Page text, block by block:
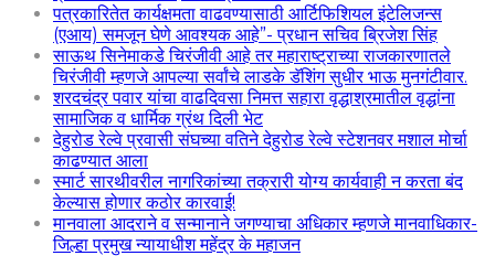
पत्रकारितेत कार्यक्षमता वाढवण्यासाठी आर्टिफिशियल इंटेलिजन्स
(एआय) समजून घेणे आवश्यक आहे”- प्रधान सचिव ब्रिजेश सिंह
साऊथ सिनेमाकडे चिरंजीवी आहे तर महाराष्ट्राच्या राजकारणातले
चिरंजीवी म्हणजे आपल्या सर्वांचे लाडके डॅशिंग सुधीर भाऊ मुनगंटीवार.
शरदचंद्र पवार यांचा वाढदिवसा निमत्त सहारा वृद्धाश्रमातील वृद्धांना
सामाजिक व धार्मिक ग्रंथ दिली भेट
देहुरोड रेल्वे प्रवासी संघच्या वतिने देहुरोड रेल्वे स्टेशनवर मशाल मोर्चा
काढण्यात आला
स्मार्ट सारथीवरील नागरिकांच्या तक्रारी योग्य कार्यवाही न करता बंद
केल्यास होणार कठोर कारवाई!
मानवाला आदराने व सन्मानाने जगण्याचा अधिकार म्हणजे मानवाधिकार-
जिल्हा प्रमुख न्यायाधीश महेंद्र के महाजन